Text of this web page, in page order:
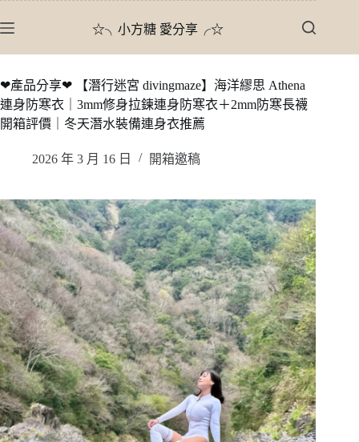
至
內
容
☆╮小方糖 愛分享╭☆
❤產品分享❤ 【潛行迷宮 divingmaze】海洋繆思 Athena
連身防寒衣｜3mm修身拉鍊連身防寒衣＋2mm防寒長襪
開箱評價｜冬天潛水裝備連身衣推薦
2026 年 3 月 16 日 開箱邀稿